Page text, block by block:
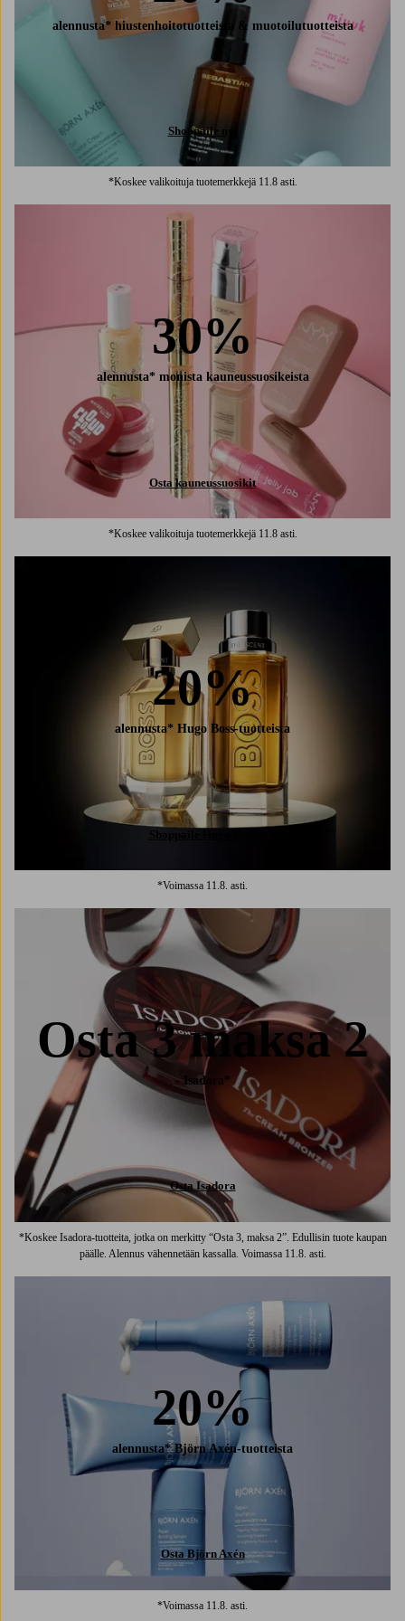
alennusta* hiustenhoitotuotteista & muotoilutuotteista
Shoppaile nyt
*Koskee valikoituja tuotemerkkejä 11.8 asti.
30%
alennusta* monista kauneussuosikeista
Osta kauneussuosikit
*Koskee valikoituja tuotemerkkejä 11.8 asti.
20%
alennusta* Hugo Boss-tuotteista
*Voimassa 11.8. asti.
Osta 3 maksa 2
- Isadora*
Osta Isadora
*Koskee Isadora-tuotteita, jotka on merkitty “Osta 3, maksa 2”. Edullisin tuote kaupan
päälle. Alennus vähennetään kassalla. Voimassa 11.8. asti.
20%
alennusta* Björn Axén-tuotteista
Osta Björn Axén
*Voimassa 11.8. asti.